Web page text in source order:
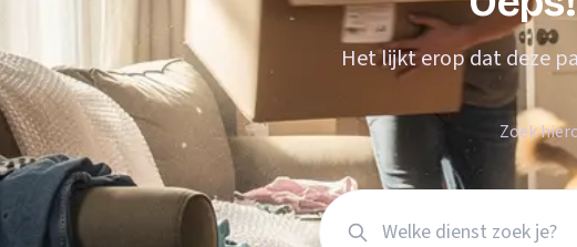
Het lijkt erop dat deze
Zoek